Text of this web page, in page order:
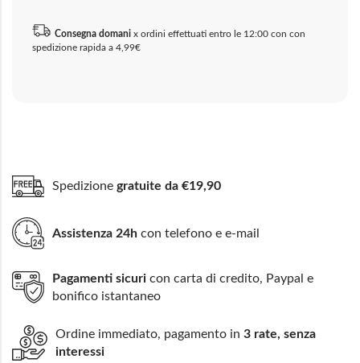
Consegna domani x ordini effettuati entro le 12:00 con con
spedizione rapida a 4,99€
Spedizione gratuite da €19,90
Assistenza 24h con telefono e e-mail
Pagamenti sicuri con carta di credito, Paypal e
bonifico istantaneo
Ordine immediato, pagamento in 3 rate, senza
interessi